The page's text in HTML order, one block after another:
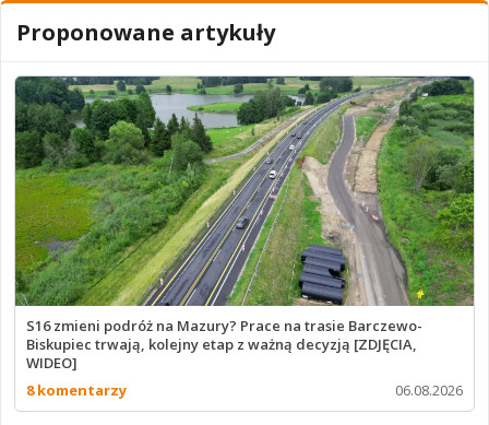
Proponowane artykuły
S16 zmieni podróż na Mazury? Prace na trasie Barczewo-
Biskupiec trwają, kolejny etap z ważną decyzją [ZDJĘCIA,
WIDEO]
8 komentarzy
06.08.2026